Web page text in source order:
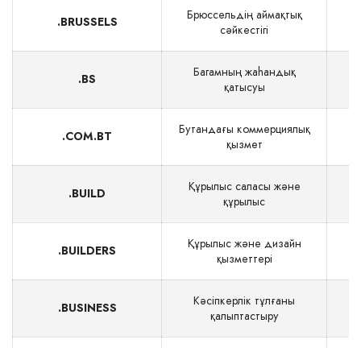
.BRUSSELS
Брюссельдің аймақтық
сәйкестігі
.BS
Багамның жаһандық
қатысуы
.COM.BT
Бутандағы коммерциялық
қызмет
.BUILD
Құрылыс саласы және
құрылыс
.BUILDERS
Құрылыс және дизайн
қызметтері
.BUSINESS
Кәсіпкерлік тұлғаны
қалыптастыру